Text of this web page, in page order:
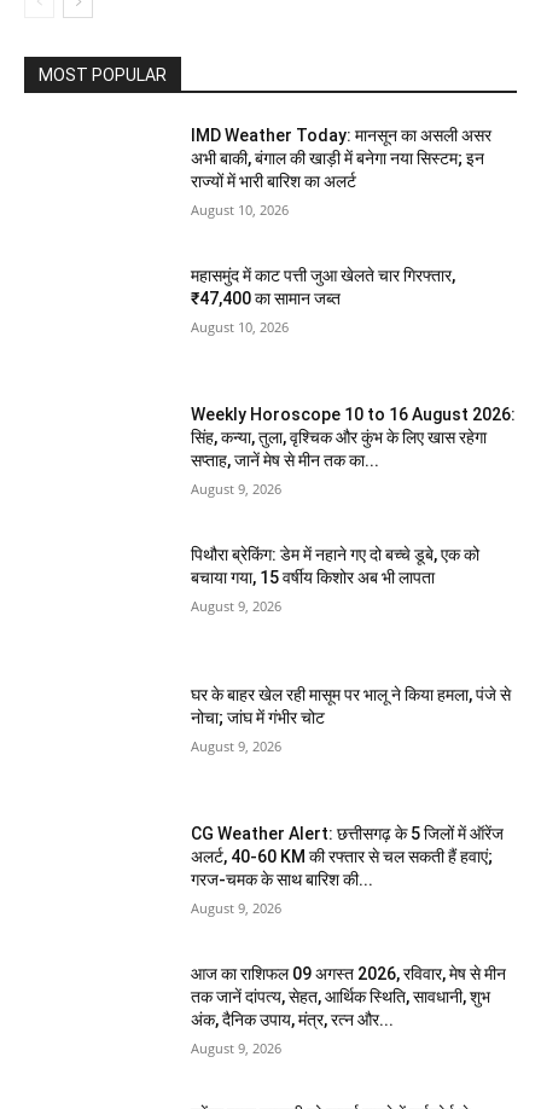
MOST POPULAR
IMD Weather Today: मानसून का असली असर
अभी बाकी, बंगाल की खाड़ी में बनेगा नया सिस्टम; इन
राज्यों में भारी बारिश का अलर्ट
August 10, 2026
महासमुंद में काट पत्ती जुआ खेलते चार गिरफ्तार,
₹47,400 का सामान जब्त
August 10, 2026
Weekly Horoscope 10 to 16 August 2026:
सिंह, कन्या, तुला, वृश्चिक और कुंभ के लिए खास रहेगा
सप्ताह, जानें मेष से मीन तक का...
August 9, 2026
पिथौरा ब्रेकिंग: डेम में नहाने गए दो बच्चे डूबे, एक को
बचाया गया, 15 वर्षीय किशोर अब भी लापता
August 9, 2026
घर के बाहर खेल रही मासूम पर भालू ने किया हमला, पंजे से
नोचा; जांघ में गंभीर चोट
August 9, 2026
CG Weather Alert: छत्तीसगढ़ के 5 जिलों में ऑरेंज
अलर्ट, 40-60 KM की रफ्तार से चल सकती हैं हवाएं;
गरज-चमक के साथ बारिश की...
August 9, 2026
आज का राशिफल 09 अगस्त 2026, रविवार, मेष से मीन
तक जानें दांपत्य, सेहत, आर्थिक स्थिति, सावधानी, शुभ
अंक, दैनिक उपाय, मंत्र, रत्न और...
August 9, 2026